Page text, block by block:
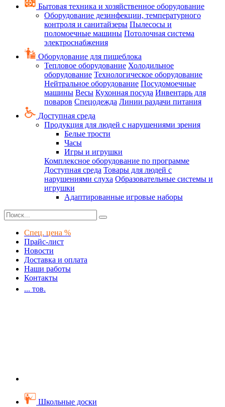
Бытовая техника и хозяйственное оборудование
Оборудование дезинфекции, температурного
контроля и санитайзеры Пылесосы и
поломоечные машины Потолочная система
электроснабжения
Оборудование для пищеблока
Тепловое оборудование Холодильное
оборудование Технологическое оборудование
Нейтральное оборудование Посудомоечные
машины Весы Кухонная посуда Инвентарь для
поваров Спецодежда Линии раздачи питания
Доступная среда
Продукция для людей с нарушениями зрения
Белые трости
Часы
Игры и игрушки
Комплексное оборудование по программе
Доступная среда Товары для людей с
нарушениями слуха Образовательные системы и
игрушки
Адаптированные игровые наборы
Спец. цена %
Прайс-лист
Новости
Доставка и оплата
Наши работы
Контакты
... тов.
Школьные доски